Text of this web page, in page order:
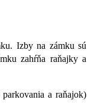
Izby na zámku sú
zahŕňa raňajky a
a raňajok)